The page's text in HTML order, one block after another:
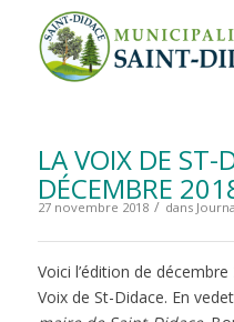
LA VOIX DE ST-
DÉCEMBRE
27 novembre 2018 / dans
Voici l’édition de
Voix de St-Didace. En